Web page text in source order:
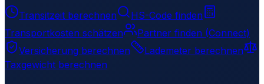
Transitzeit berechnen
HS-Code finden
Transportkosten schätzen
Partner finden (Connect)
Versicherung berechnen
Lademeter berechnen
Taxgewicht berechnen